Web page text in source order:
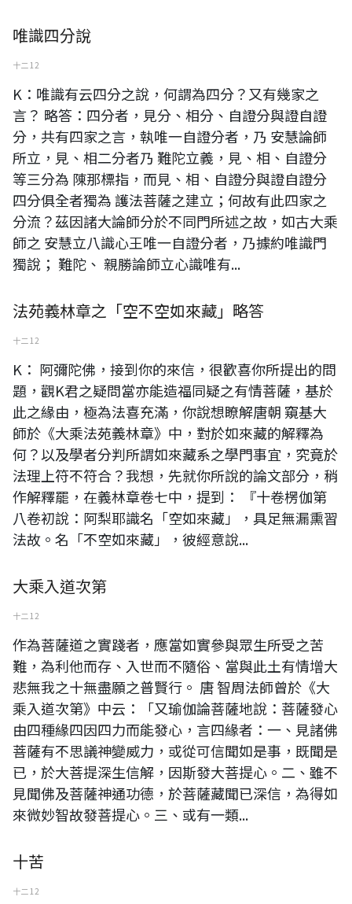
唯識四分說
十二 12
K：唯識有云四分之說，何謂為四分？又有幾家之
言？ 略答：四分者，見分、相分、自證分與證自證
分，共有四家之言，執唯一自證分者，乃 安慧論師
所立，見、相二分者乃 難陀立義，見、相、自證分
等三分為 陳那標指，而見、相、自證分與證自證分
四分俱全者獨為 護法菩薩之建立；何故有此四家之
分流？茲因諸大論師分於不同門所述之故，如古大乘
師之 安慧立八識心王唯一自證分者，乃據約唯識門
獨說； 難陀、 親勝論師立心識唯有...
法苑義林章之「空不空如來藏」略答
十二 12
K： 阿彌陀佛，接到你的來信，很歡喜你所提出的問
題，觀K君之疑問當亦能造福同疑之有情菩薩，基於
此之緣由，極為法喜充滿，你說想瞭解唐朝 窺基大
師於《大乘法苑義林章》中，對於如來藏的解釋為
何？以及學者分判所謂如來藏系之學門事宜，究竟於
法理上符不符合？我想，先就你所說的論文部分，稍
作解釋罷，在義林章卷七中，提到： 『十卷楞伽第
八卷初說：阿梨耶識名「空如來藏」，具足無漏熏習
法故。名「不空如來藏」，彼經意說...
大乘入道次第
十二 12
作為菩薩道之實踐者，應當如實參與眾生所受之苦
難，為利他而存、入世而不隨俗、當與此土有情增大
悲無我之十無盡願之普賢行。 唐 智周法師曾於《大
乘入道次第》中云：「又瑜伽論菩薩地說：菩薩發心
由四種緣四因四力而能發心，言四緣者：一、見諸佛
菩薩有不思議神變威力，或從可信聞如是事，既聞是
已，於大菩提深生信解，因斯發大菩提心。二、雖不
見聞佛及菩薩神通功德，於菩薩藏聞已深信，為得如
來微妙智故發菩提心。三、或有一類...
十苦
十二 12